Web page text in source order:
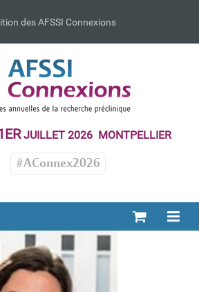
des AFSSI Connexions
JUILLET 2026 MONTPELLIER
#AConnex2026